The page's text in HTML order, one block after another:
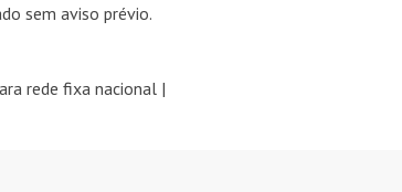
sem aviso prévio.
rede fixa nacional |